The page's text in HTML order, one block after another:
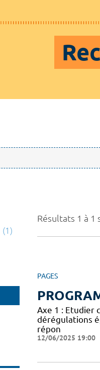
Résultats 1 à 1
PAGES
Axe 1 : Etudier
dérégulations
répon
12/06/2025 19:00
(1)